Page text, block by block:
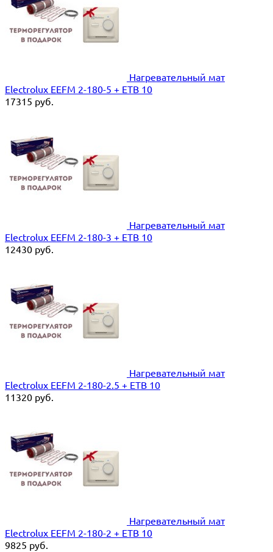
Нагревательный мат
Electrolux EEFM 2-180-5 + ETB 10
17315 руб.
Нагревательный мат
Electrolux EEFM 2-180-3 + ETB 10
12430 руб.
Нагревательный мат
Electrolux EEFM 2-180-2.5 + ETB 10
11320 руб.
Нагревательный мат
Electrolux EEFM 2-180-2 + ETB 10
9825 руб.